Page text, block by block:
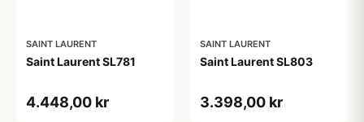
SAINT LAURENT
Saint Laurent SL781
4.448,00 kr
SAINT LAURENT
Saint Laurent SL803
3.398,00 kr